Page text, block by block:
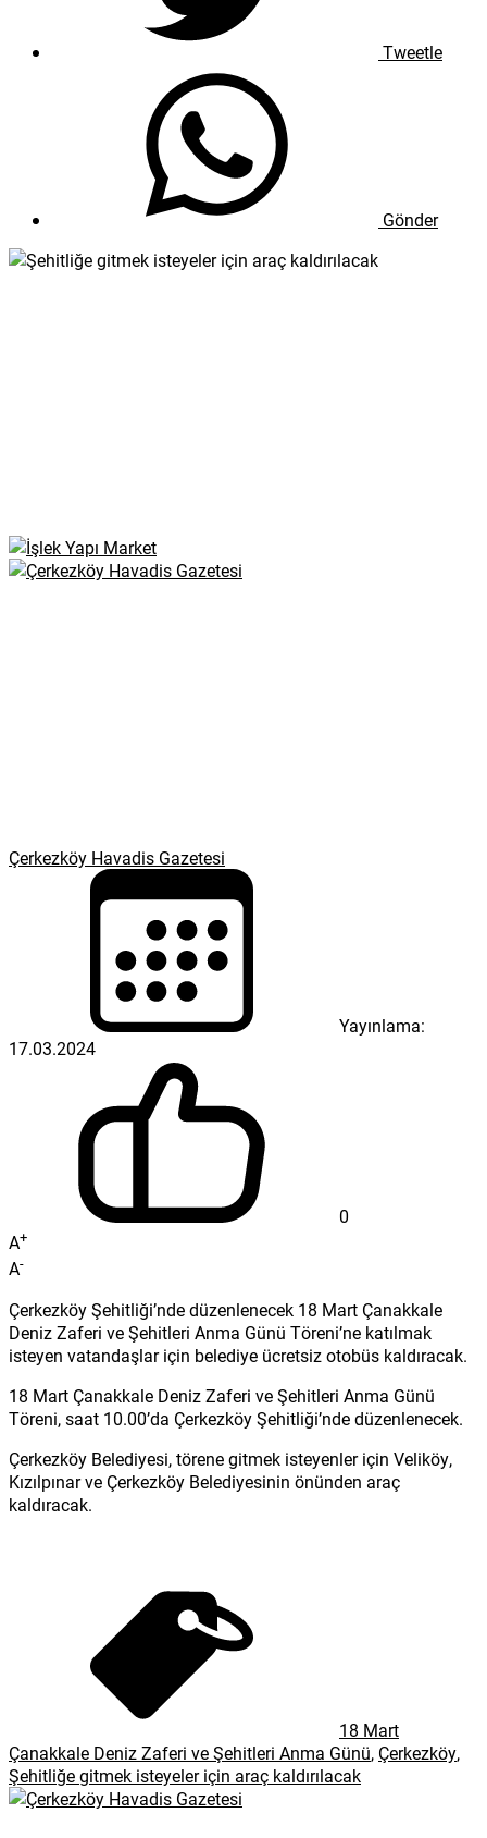
Tweetle
Gönder
Çerkezköy Havadis Gazetesi
Yayınlama:
17.03.2024
0
A+
A-
Çerkezköy Şehitliği’nde düzenlenecek 18 Mart Çanakkale
Deniz Zaferi ve Şehitleri Anma Günü Töreni’ne katılmak
isteyen vatandaşlar için belediye ücretsiz otobüs kaldıracak.
18 Mart Çanakkale Deniz Zaferi ve Şehitleri Anma Günü
Töreni, saat 10.00’da Çerkezköy Şehitliği’nde düzenlenecek.
Çerkezköy Belediyesi, törene gitmek isteyenler için Veliköy,
Kızılpınar ve Çerkezköy Belediyesinin önünden araç
kaldıracak.
18 Mart
Çanakkale Deniz Zaferi ve Şehitleri Anma Günü, Çerkezköy,
Şehitliğe gitmek isteyeler için araç kaldırılacak